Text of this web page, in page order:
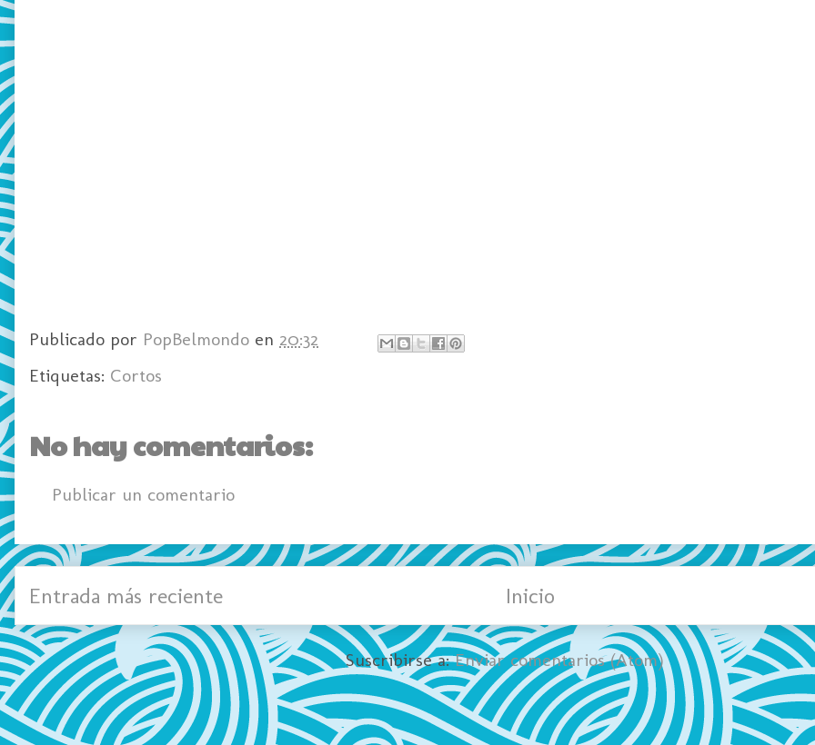
Publicado por PopBelmondo en 20:32
Etiquetas: Cortos
No hay comentarios:
Publicar un comentario
Entrada más reciente Inicio
Suscribirse a:Enviar comentarios (Atom)